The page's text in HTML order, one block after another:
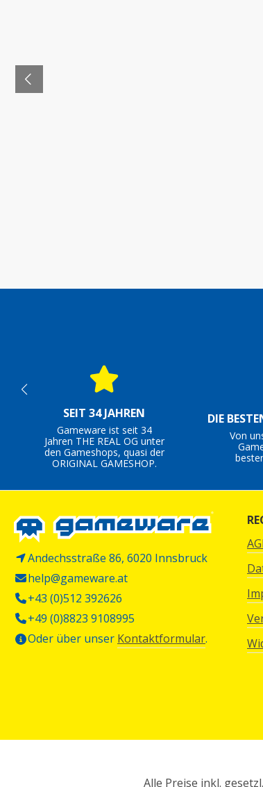
SEIT 34 JAHREN
Gameware ist seit 34
Jahren THE REAL OG unter
den Gameshops, quasi der
ORIGINAL GAMESHOP.
DIE
Von
Andechsstraße 86, 6020 Innsbruck
help@gameware.at
+43 (0)512 392626
+49 (0)8823 9108995
Oder über unser Kontaktformular.
Alle Preise inkl.